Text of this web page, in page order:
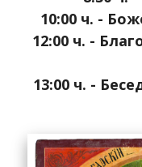
10:00 ч. -
12:00 ч. -
13:00 ч. -